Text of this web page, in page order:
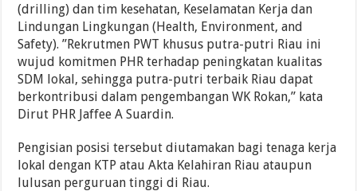
(drilling) dan tim kesehatan, Keselamatan Kerja dan
Lindungan Lingkungan (Health, Environment, and
Safety). ”Rekrutmen PWT khusus putra-putri Riau ini
wujud komitmen PHR terhadap peningkatan kualitas
SDM lokal, sehingga putra-putri terbaik Riau dapat
berkontribusi dalam pengembangan WK Rokan,” kata
Dirut PHR Jaffee A Suardin.
Pengisian posisi tersebut diutamakan bagi tenaga kerja
lokal dengan KTP atau Akta Kelahiran Riau ataupun
lulusan perguruan tinggi di Riau.